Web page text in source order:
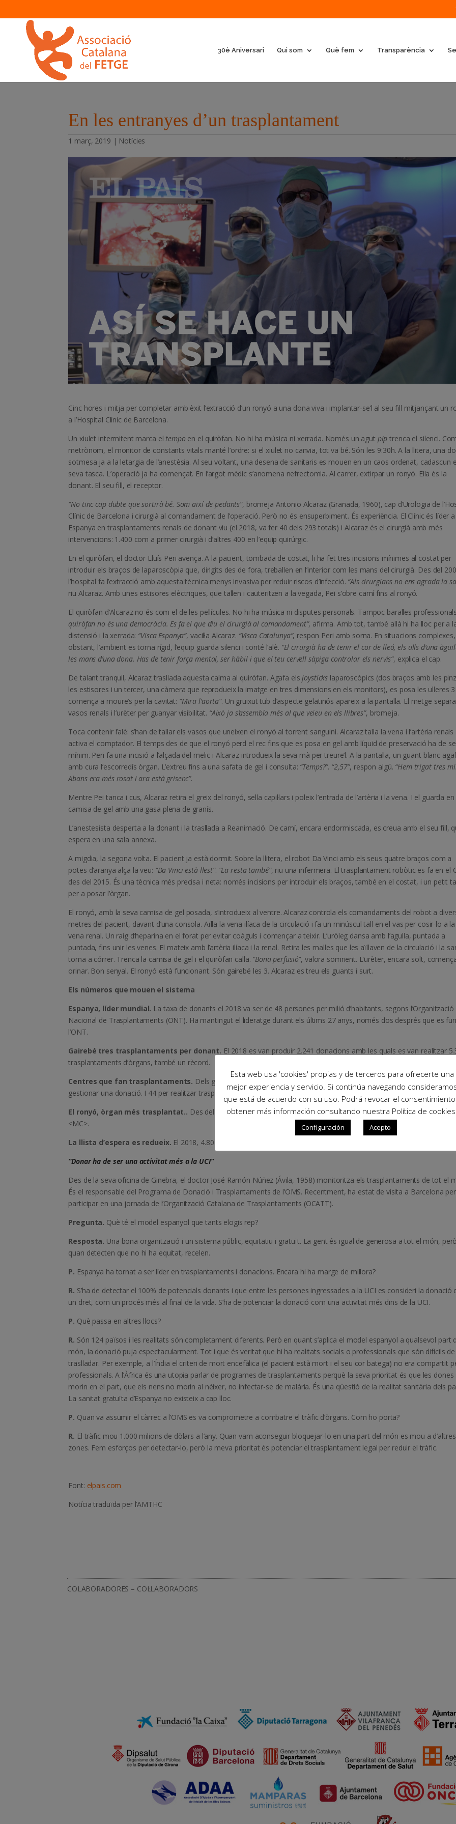
30è Aniversari Qui som Què fem Transparència
En les entranyes d’un trasplantament
1 març, 2019 | Notícies
Cinc hores i mitja per completar amb èxit l’extracció d’un ronyó a una dona viva i implantar-se’l al seu fill mitjançant un
a l’Hospital Clínic de Barcelona.
Un xiulet intermitent marca el tempo en el quiròfan. No hi ha música ni xerrada. Només un agut pip trenca el silenci.
metrònom, el monitor de constants vitals manté l’ordre: si el xiulet no canvia, tot va bé. Són les 9:30h. A la llitera, una
sotmesa ja a la letargia de l’anestèsia. Al seu voltant, una desena de sanitaris es mouen en un caos ordenat, cadascun
seva tasca. L’operació ja ha començat. En l’argot mèdic s’anomena nefrectomia. Al carrer, extirpar un ronyó. Ella és la
donant. El seu fill, el receptor.
“No tinc cap dubte que sortirà bé. Som així de pedants”, bromeja Antonio Alcaraz (Granada, 1960), cap d’Urologia de
Clínic de Barcelona i cirurgià al comandament de l’operació. Però no és ensuperbiment. És experiència. El Clínic és líder a
Espanya en trasplantaments renals de donant viu (el 2018, va fer 40 dels 293 totals) i Alcaraz és el cirurgià amb més
intervencions: 1.400 com a primer cirurgià i d’altres 400 en l’equip quirúrgic.
En el quiròfan, el doctor Lluís Peri avença. A la pacient, tombada de costat, li ha fet tres incisions mínimes al costat per
introduir els braços de laparoscòpia que, dirigits des de fora, treballen en l’interior com les mans del cirurgià. Des del
l’hospital fa l’extracció amb aquesta tècnica menys invasiva per reduir riscos d’infecció. “Als cirurgians no ens agrada la
riu Alcaraz. Amb unes estisores elèctriques, que tallen i cauteritzen a la vegada, Pei s’obre camí fins al ronyó.
El quiròfan d’Alcaraz no és com el de les pel·lícules. No hi ha música ni disputes personals. Tampoc baralles
quiròfan no és una democràcia. Es fa el que diu el cirurgià al comandament”, afirma. Amb tot, també allà hi ha lloc per a
distensió i la xerrada: “Visca Espanya”, vacil·la Alcaraz. “Visca Catalunya”, respon Peri amb sorna. En situacions
obstant, l’ambient es torna rígid, l’equip guarda silenci i conté l’alè. “El cirurgià ha de tenir el cor de lleó, els ulls d’una
les mans d’una dona. Has de tenir força mental, ser hàbil i que el teu cervell sàpiga controlar els nervis”, explica el cap.
De talant tranquil, Alcaraz trasllada aquesta calma al quiròfan. Agafa elsjoysticks laparoscòpics (dos braços amb les
les estisores i un tercer, una càmera que reprodueix la imatge en tres dimensions en els monitors), es posa les ulleres
comença a moure’s per la cavitat: “Mira l’aorta”. Un gruixut tub d’aspecte gelatinós apareix a la pantalla. El metge
vasos renals i l’urèter per guanyar visibilitat. “Això ja s’assembla més al que veieu en els llibres”, bromeja.
Toca contenir l’alè: s’han de tallar els vasos que uneixen el ronyó al torrent sanguini. Alcaraz talla la vena i l’artèria renals i
activa el comptador. El temps des de que el ronyó perd el rec fins que es posa en gel amb líquid de preservació ha de
mínim. Peri fa una incisió a l’alçada del melic i Alcaraz introdueix la seva mà per treure’l. A la pantalla, un guant blanc
amb cura l’escorredís òrgan. L’extreu fins a una safata de gel i consulta: “Temps?”. “2,57”, respon algú. “Hem trigat tres
Abans era més rosat i ara està grisenc”.
Mentre Pei tanca i cus, Alcaraz retira el greix del ronyó, sella capil·lars i poleix l’entrada de l’artèria i la vena. I el guarda en
camisa de gel amb una gasa plena de granís.
L’anestesista desperta a la donant i la trasllada a Reanimació. De camí, encara endormiscada, es creua amb el seu fill,
espera en una sala annexa.
A migdia, la segona volta. El pacient ja està dormit. Sobre la llitera, el robot Da Vinci amb els seus quatre braços com a
potes d’aranya alça la veu: “Da Vinci està llest”. “La resta també”, riu una infermera. El trasplantament robòtic es fa en el
des del 2015. És una tècnica més precisa i neta: només incisions per introduir els braços, també en el costat, i un petit
per a posar l’òrgan.
El ronyó, amb la seva camisa de gel posada, s’introdueix al ventre. Alcaraz controla els comandaments del robot a
metres del pacient, davant d’una consola. Aïlla la vena ilíaca de la circulació i fa un minúscul tall en el vas per cosir-lo a la
vena renal. Un raig d’heparina en el forat per evitar coàguls i començar a teixir. L’uròleg dansa amb l’agulla, puntada a
puntada, fins unir les venes. El mateix amb l’artèria ilíaca i la renal. Retira les malles que les aïllaven de la circulació i la
torna a córrer. Trenca la camisa de gel i el quiròfan calla. “Bona perfusió”, valora somrient. L’urèter, encara solt,
orinar. Bon senyal. El ronyó està funcionant. Són gairebé les 3. Alcaraz es treu els guants i surt.
Els números que mouen el sistema
Espanya, líder mundial. La taxa de donants el 2018 va ser de 48 persones per milió d’habitants, segons l’Organització
Nacional de Trasplantaments (ONT). Ha mantingut el lideratge durant els últims 27 anys, només dos després que es
l’ONT.
Gairebé tres trasplantaments per donant. El 2018 es van produir 2.241 donacions amb les quals es van realitzar
trasplantaments d’òrgans, també un rècord.
Centres que fan trasplantaments. Dels gairebé 800 hospitals que hi ha a Espanya, un total de 185 estan autoritzats
gestionar una donació. I 44 per realitzar trasplantaments.
El ronyó, òrgan més trasplantat.. Des del 1989 s’han realitzat 72.166 implants renals, 27.382 hepàtics i 8.534
<MC>.
La llista d’espera es redueix. El 2018, 4.804 persones van esperar un trasplantament, 88 nens.
“Donar ha de ser una activitat més a la UCI”
Des de la seva oficina de Ginebra, el doctor José Ramón Núñez (Ávila, 1958) monitoritza els trasplantaments de tot el
És el responsable del Programa de Donació i Trasplantaments de l’OMS. Recentment, ha estat de visita a Barcelona per
participar en una jornada de l’Organització Catalana de Trasplantaments (OCATT).
Pregunta. Què té el model espanyol que tants elogis rep?
Resposta. Una bona organització i un sistema públic, equitatiu i gratuït. La gent és igual de generosa a tot el món, però
quan detecten que no hi ha equitat, recelen.
P. Espanya ha tornat a ser líder en trasplantaments i donacions. Encara hi ha marge de millora?
R. S’ha de detectar el 100% de potencials donants i que entre les persones ingressades a la UCI es consideri la donació
un dret, com un procés més al final de la vida. S’ha de potenciar la donació com una activitat més dins de la UCI.
P. Què passa en altres llocs?
R. Són 124 països i les realitats són completament diferents. Però en quant s’aplica el model espanyol a qualsevol part
món, la donació puja espectacularment. Tot i que és veritat que hi ha realitats socials o professionals que són difícils de
traslladar. Per exemple, a l’Índia el criteri de mort encefàlica (el pacient està mort i el seu cor batega) no era compartit
professionals. A l’Àfrica és una utopia parlar de programes de trasplantaments perquè la seva prioritat és que les dones
morin en el part, que els nens no morin al néixer, no infectar-se de malària. És una qüestió de la realitat sanitària dels
La sanitat gratuïta d’Espanya no existeix a cap lloc.
P. Quan va assumir el càrrec a l’OMS es va comprometre a combatre el tràfic d’òrgans. Com ho porta?
R. El tràfic mou 1.000 milions de dòlars a l’any. Quan vam aconseguir bloquejar-lo en una part del món es mou a d’altres
zones. Fem esforços per detectar-lo, però la meva prioritat és potenciar el trasplantament legal per reduir el tràfic.
Font: elpais.com
Notícia traduïda per l’AMTHC
COLABORADORES – COL·LABORADORS
Esta web usa 'cookies' propias y de terceros para ofrecerte una
mejor experiencia y servicio. Si continúa navegando
que está de acuerdo con su uso. Podrá revocar el
obtener más información consultando nuestra Política de
Configuración Acepto